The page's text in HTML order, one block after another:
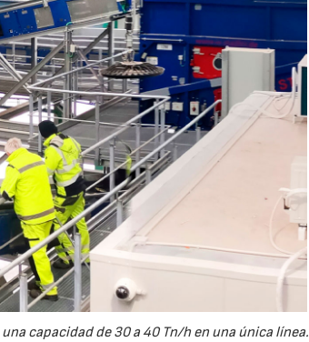
capacidad de 30 a 40 Tn/h en una única línea.